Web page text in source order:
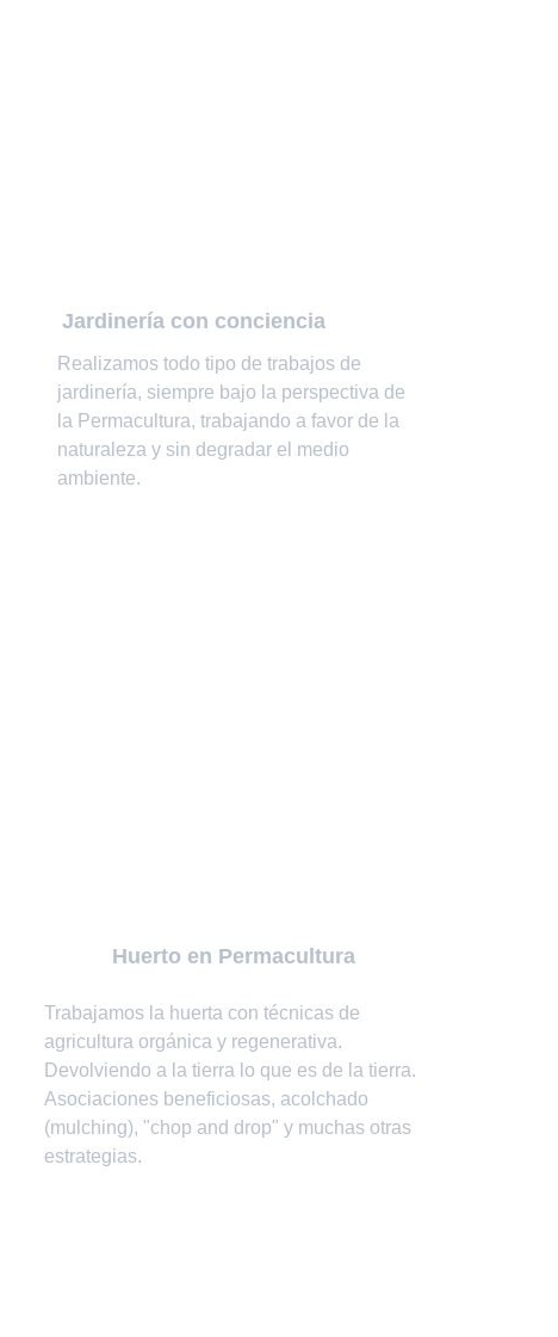
Jardinería con conciencia
Huerto en Permacultura
Realizamos todo tipo de trabajos de
jardinería, siempre bajo la perspectiva de
la Permacultura, trabajando a favor de la
naturaleza y sin degradar el medio
ambiente.
Trabajamos la huerta con técnicas de
agricultura orgánica y regenerativa.
Devolviendo a la tierra lo que es de la tierra.
Asociaciones beneficiosas, acolchado
(mulching), "chop and drop" y muchas otras
estrategias.